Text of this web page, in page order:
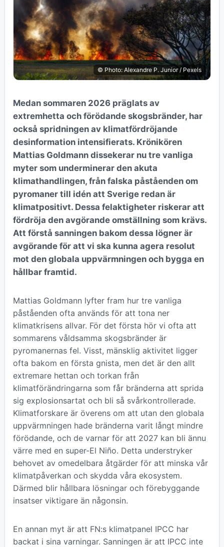
© Photo: Alexandre P. Junior / Pexels
Medan sommaren 2026 präglats av
extremhetta och förödande skogsbränder, har
också spridningen av klimatfördröjande
desinformation intensifierats. Krönikören
Mattias Goldmann dissekerar nu tre vanliga
myter som underminerar den akuta
klimathandlingen, från falska påståenden om
pyromaner till idén att Sverige redan är
klimatpositivt. Dessa felaktigheter riskerar att
fördröja den avgörande omställning som krävs.
Att förstå sanningen bakom dessa lögner är
avgörande för att vi ska kunna agera resolut
mot den globala uppvärmningen och bygga en
hållbar framtid.
Mattias Goldmann lyfter fram hur tre vanliga
påståenden ofta används för att tona ner
klimatkrisens allvar. För det första hör vi ofta att
sommarens våldsamma skogsbränder är
pyromanernas fel. Visst, mänsklig aktivitet ligger
ofta bakom en första gnista, men det är den allt
extremare hettan och torkan från
klimatförändringarna som får bränderna att sprida
sig explosionsartat och bli så svårkontrollerade.
Klimatforskare är överens om att utan den globala
uppvärmningen hade bränderna varit långt mindre
förödande, och de varnar för att 2027 kan bli ännu
värre med en super-El Niño. Detta understryker
behovet av omedelbara åtgärder för att minska vår
klimatpåverkan och skydda våra ekosystem.
Därmed blir hållbara lösningar och förebyggande
insatser viktigare än någonsin.
En annan myt är att FN:s klimatpanel IPCC har
backat i sina varningar. Sanningen är att IPCC inte